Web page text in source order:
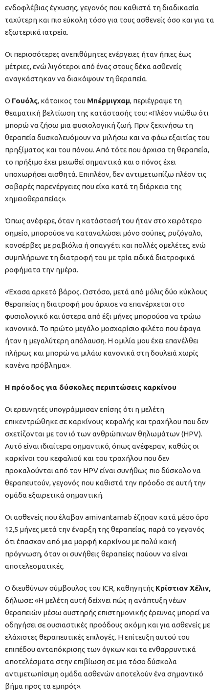
ενδοφλέβιας έγχυσης, γεγονός που καθιστά τη διαδικασία
ταχύτερη και πιο εύκολη τόσο για τους ασθενείς όσο και για τα
εξωτερικά ιατρεία.
Οι περισσότερες ανεπιθύμητες ενέργειες ήταν ήπιες έως
μέτριες, ενώ λιγότεροι από ένας στους δέκα ασθενείς
αναγκάστηκαν να διακόψουν τη θεραπεία.
Ο Γουόλς, κάτοικος του Μπέρμιγχαμ, περιέγραψε τη
θεαματική βελτίωση της κατάστασής του: «Πλέον νιώθω ότι
μπορώ να ζήσω μια φυσιολογική ζωή. Πριν ξεκινήσω τη
θεραπεία δυσκολευόμουν να μιλήσω και να φάω εξαιτίας του
πρηξίματος και του πόνου. Από τότε που άρχισα τη θεραπεία,
το πρήξιμο έχει μειωθεί σημαντικά και ο πόνος έχει
υποχωρήσει αισθητά. Επιπλέον, δεν αντιμετωπίζω πλέον τις
σοβαρές παρενέργειες που είχα κατά τη διάρκεια της
χημειοθεραπείας».
Όπως ανέφερε, όταν η κατάστασή του ήταν στο χειρότερο
σημείο, μπορούσε να καταναλώσει μόνο σούπες, ρυζόγαλο,
κονσέρβες με ραβιόλια ή σπαγγέτι και πολλές ομελέτες, ενώ
συμπλήρωνε τη διατροφή του με τρία ειδικά διατροφικά
ροφήματα την ημέρα.
«Έχασα αρκετό βάρος. Ωστόσο, μετά από μόλις δύο κύκλους
θεραπείας η διατροφή μου άρχισε να επανέρχεται στο
φυσιολογικό και ύστερα από έξι μήνες μπορούσα να τρώω
κανονικά. Το πρώτο μεγάλο μοσχαρίσιο φιλέτο που έφαγα
ήταν η μεγαλύτερη απόλαυση. Η ομιλία μου έχει επανέλθει
πλήρως και μπορώ να μιλάω κανονικά στη δουλειά χωρίς
κανένα πρόβλημα».
Η πρόοδος για δύσκολες περιπτώσεις καρκίνου
Οι ερευνητές υπογράμμισαν επίσης ότι η μελέτη
επικεντρώθηκε σε καρκίνους κεφαλής και τραχήλου που δεν
σχετίζονται με τον ιό των ανθρώπινων θηλωμάτων (HPV).
Αυτό είναι ιδιαίτερα σημαντικό, όπως ανέφεραν, καθώς οι
καρκίνοι του κεφαλιού και του τραχήλου που δεν
προκαλούνται από τον HPV είναι συνήθως πιο δύσκολο να
θεραπευτούν, γεγονός που καθιστά την πρόοδο σε αυτή την
ομάδα εξαιρετικά σημαντική.
Οι ασθενείς που έλαβαν amivantamab έζησαν κατά μέσο όρο
12,5 μήνες μετά την έναρξη της θεραπείας, παρά το γεγονός
ότι έπασχαν από μια μορφή καρκίνου με πολύ κακή
πρόγνωση, όταν οι συνήθεις θεραπείες παύουν να είναι
αποτελεσματικές.
Ο διευθύνων σύμβουλος του ICR, καθηγητής Κρίστιαν Χέλιν,
δήλωσε: «Η μελέτη αυτή δείχνει πώς η ανάπτυξη νέων
θεραπειών μέσω αυστηρής επιστημονικής έρευνας μπορεί να
οδηγήσει σε ουσιαστικές προόδους ακόμη και για ασθενείς με
ελάχιστες θεραπευτικές επιλογές. Η επίτευξη αυτού του
επιπέδου ανταπόκρισης των όγκων και τα ενθαρρυντικά
αποτελέσματα στην επιβίωση σε μια τόσο δύσκολα
αντιμετωπίσιμη ομάδα ασθενών αποτελούν ένα σημαντικό
βήμα προς τα εμπρός».